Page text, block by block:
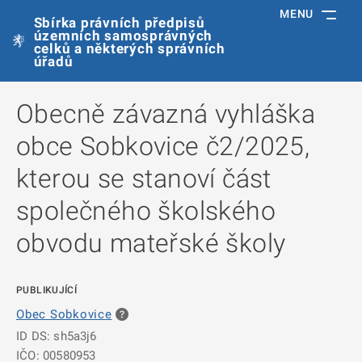
Sbírka právních předpisů
územních samosprávných
celků a některých správních
úřadů
MENU
Obecně závazná vyhláška
obce Sobkovice č2/2025,
kterou se stanoví část
společného školského
obvodu mateřské školy
PUBLIKUJÍCÍ
Obec Sobkovice
ID DS: sh5a3j6
IČO: 00580953